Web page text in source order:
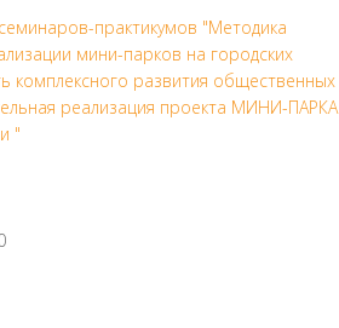
практикумов "Методика
мини-парков на городских
комплексного развития общественных
реализация проекта МИНИ-
"